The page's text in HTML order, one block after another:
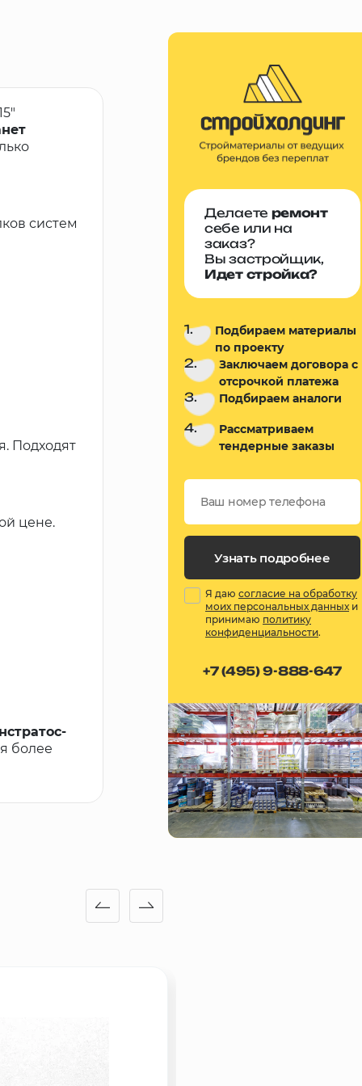
систем
Подходят
цене.
более
Делаете ремонт
себе или на
заказ?
Вы застройщик,
Идет стройка?
1.
Подбираем материалы
по проекту
2.
Заключаем договора с
отсрочкой платежа
3. Подбираем аналоги
4.
Рассматриваем
тендерные заказы
Узнать подробнее
Я даю согласие на обработку
моих персональных данных и
принимаю политику
конфиденциальности.
+7 (495) 9-888-647